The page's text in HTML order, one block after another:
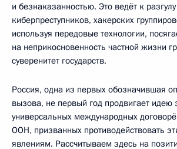
и безнаказанностью. Это ведёт к разгулу
киберпреступников, хакерских
используя передовые технологии,
на неприкосновенность частной жизни
суверенитет государств.
Россия, одна из первых обозначившая
вызова, не первый год продвигает идею
универсальных международных
ООН, призванных противодействовать
явлениям. Рассчитываем здесь на